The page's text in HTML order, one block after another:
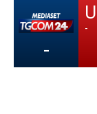
-
-